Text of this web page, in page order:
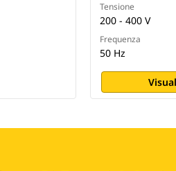
Tensione
200 - 400 V
Frequenza
50 Hz